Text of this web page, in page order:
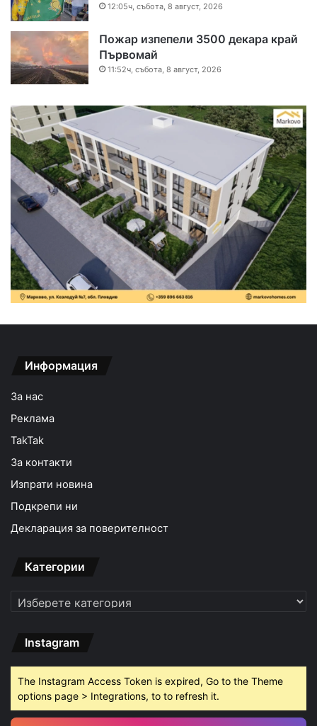
12:05ч, събота, 8 август, 2026
Пожар изпепели 3500 декара край
Първомай
11:52ч, събота, 8 август, 2026
Информация
За нас
Реклама
TakTak
За контакти
Изпрати новина
Подкрепи ни
Декларация за поверителност
Категории
Категории
Instagram
The Instagram Access Token is expired, Go to the Theme
options page > Integrations, to to refresh it.